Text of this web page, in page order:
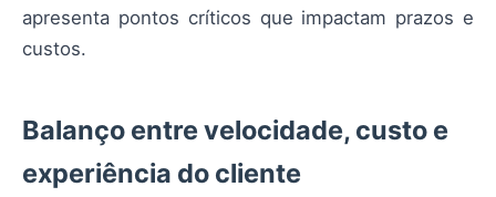
apresenta pontos críticos que impactam prazos e
custos.
Balanço entre velocidade, custo e
experiência do cliente